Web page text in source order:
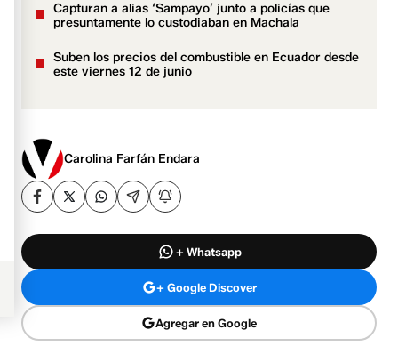
Capturan a alias ‘Sampayo’ junto a policías que
presuntamente lo custodiaban en Machala
Suben los precios del combustible en Ecuador desde
este viernes 12 de junio
Carolina Farfán Endara
+ Whatsapp
+ Google Discover
Agregar en Google